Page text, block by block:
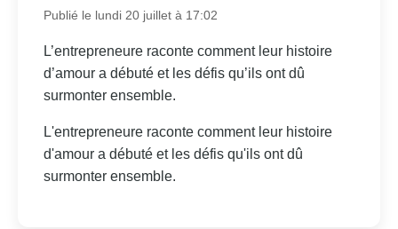
Publié le lundi 20 juillet à 17:02
L’entrepreneure raconte comment leur histoire
d’amour a débuté et les défis qu’ils ont dû
surmonter ensemble.
L'entrepreneure raconte comment leur histoire
d'amour a débuté et les défis qu'ils ont dû
surmonter ensemble.